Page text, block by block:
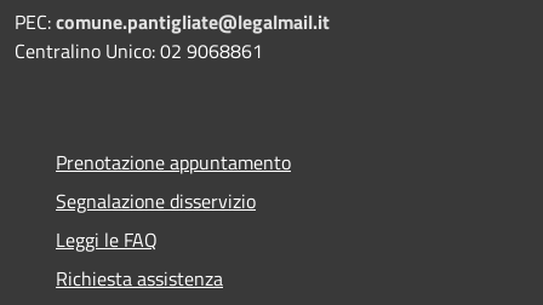
PEC:comune.pantigliate@legalmail.it
Centralino Unico: 02 9068861
Prenotazione appuntamento
Segnalazione disservizio
Leggi le FAQ
Richiesta assistenza